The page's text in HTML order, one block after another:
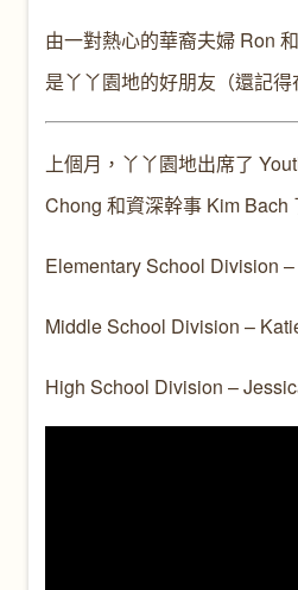
由一對熱心的華裔夫婦 Ron
是丫丫園地的好朋友（還記
上個月，丫丫園地出席了
Chong 和資深幹事 Kim Bach
Elementary School Division
Middle School Division –
High School Division –